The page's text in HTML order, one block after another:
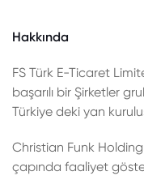
Hakkında
FS Türk E-Ticaret
başarılı bir Şirketler
Türkiye deki yan
Christian Funk
çapında faaliyet